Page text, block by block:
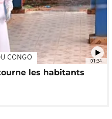
01:34
CONGO
les habitants